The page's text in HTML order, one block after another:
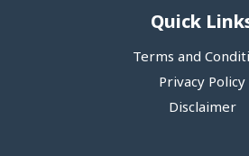
Quick
Terms and
Privacy Policy
Disclaimer